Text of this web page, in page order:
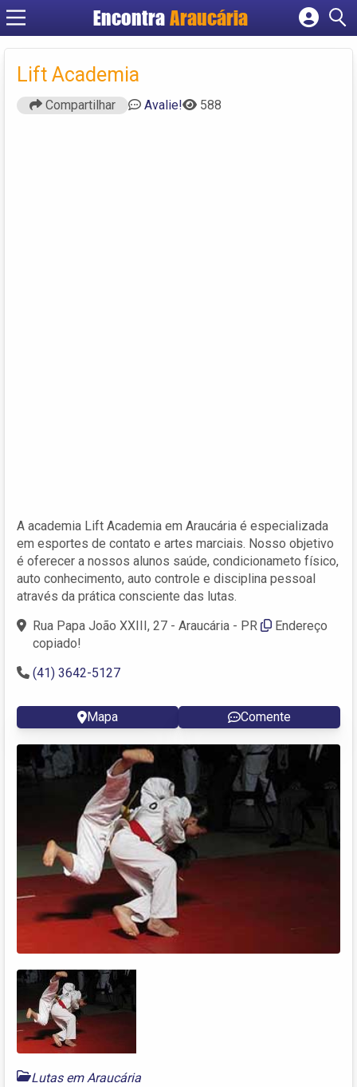
EncontraAraucária
Cadastrar empresa
Lift Academia
Compartilhar Avalie! 588
A academia Lift Academia em Araucária é especializada
em esportes de contato e artes marciais. Nosso objetivo
é oferecer a nossos alunos saúde, condicionameto físico,
auto conhecimento, auto controle e disciplina pessoal
através da prática consciente das lutas.
Rua Papa João XXIII, 27 - Araucária - PR
Endereço
copiado!
(41) 3642-5127
Mapa Comente
Lutas em Araucária